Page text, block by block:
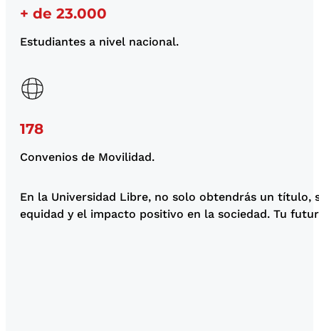
+ de 23.000
Estudiantes a nivel nacional.
178
Convenios de Movilidad.
En la Universidad Libre, no solo obtendrás un
equidad y el impacto positivo en la sociedad. Tu